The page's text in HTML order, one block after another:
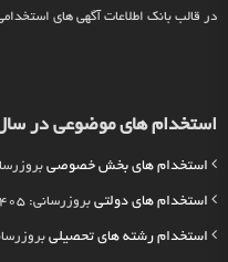
در قالب بانک اطلاعات آگهی های
استخدام های موضوعی در سال
استخدام های بخش خصوصی بروزرسانی:
استخدام های دولتی بروزرسانی: 1405-05-17
استخدام رشته های تحصیلی بروزرسانی: